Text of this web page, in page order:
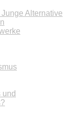
Alternative
und